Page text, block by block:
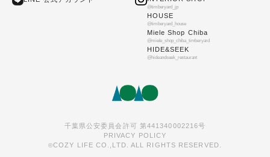
@timberyard_jp
HOUSE
@timberyard_house
Miele Shop Chiba
@miele_shop_chiba_timberyard
HIDE&SEEK
@hideandseek_restaurant
千葉県公安委員会許可 第441340002216号
©COZY LIFE CO.,LTD. ALL RIGHTS RESERVED.
PRIVACY POLICY